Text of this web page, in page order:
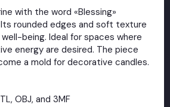
with the word «Blessing»
rounded edges and soft texture
being. Ideal for spaces where
energy are desired. The piece
a mold for decorative candles.
OBJ, and 3MF